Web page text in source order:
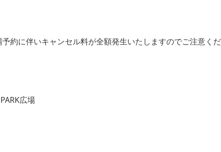
約に伴いキャンセル料が全額発生いたしますのでご注意く
広場